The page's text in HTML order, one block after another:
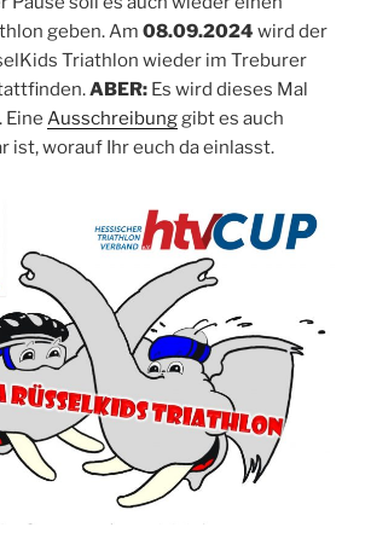
geben. Am 08.09.2024 wird der
Triathlon wieder im Treburer
ABER: Es wird dieses Mal
Eine Ausschreibunggibt es auch
ist, worauf Ihr euch da einlasst.